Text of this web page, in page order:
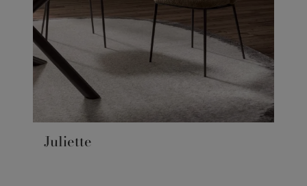
Juliette